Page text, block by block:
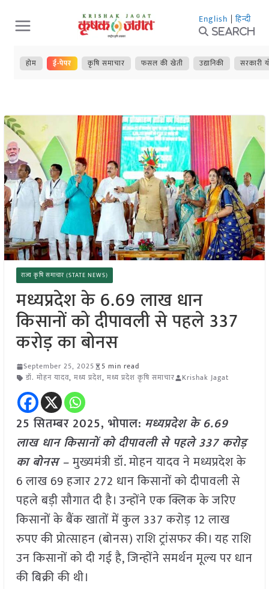
Skip
to
content
English | हिन्दी
Search
होम ई-पेपर कृषि समाचार फसल की खेती उद्यानिकी सरकारी
राज्य कृषि समाचार (STATE NEWS)
मध्यप्रदेश के 6.69 लाख धान
किसानों को दीपावली से पहले 337
करोड़ का बोनस
September 25, 2025
5 min read
डॉ. मोहन यादव, मध्य प्रदेश, मध्य प्रदेश कृषि समाचार Krishak Jagat
25 सितम्बर 2025, भोपाल: मध्यप्रदेश के 6.69
लाख धान किसानों को दीपावली से पहले 337 करोड़
का बोनस –मुख्यमंत्री डॉ. मोहन यादव ने मध्यप्रदेश के
6 लाख 69 हजार 272 धान किसानों को दीपावली से
पहले बड़ी सौगात दी है। उन्होंने एक क्लिक के जरिए
किसानों के बैंक खातों में कुल 337 करोड़ 12 लाख
रुपए की प्रोत्साहन (बोनस) राशि ट्रांसफर की। यह राशि
उन किसानों को दी गई है, जिन्होंने समर्थन मूल्य पर धान
की बिक्री की थी।